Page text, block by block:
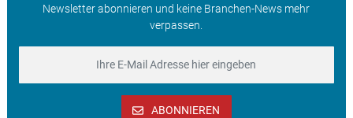
Newsletter abonnieren und keine Branchen-News mehr
verpassen.
ABONNIEREN